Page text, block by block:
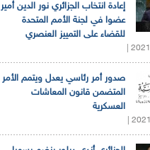
إعادة انتخاب الجزائري نور الدين أمير
عضوا في لجنة الأمم المتحدة
للقضاء على التمييز العنصري
صدور أمر رئاسي يعدل ويتمم الأمر
المتضمن قانون المعاشات
العسكرية